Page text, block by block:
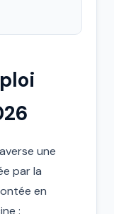
une
par la
en
: